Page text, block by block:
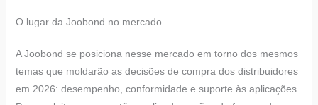
O lugar da Joobond no mercado
A Joobond se posiciona nesse mercado em torno dos mesmos
temas que moldarão as decisões de compra dos distribuidores
em 2026: desempenho, conformidade e suporte às aplicações.